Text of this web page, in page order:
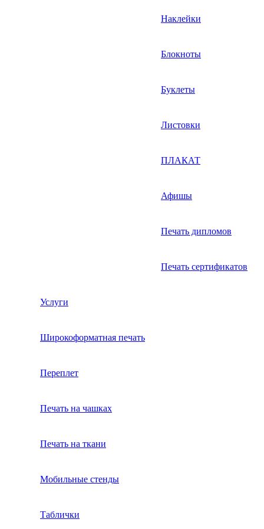
Наклейки
Блокноты
Буклеты
Листовки
ПЛАКАТ
Афишы
Печать дипломов
Печать сертификатов
Услуги
Широкоформатная печать
Переплет
Печать на чашках
Печать на ткани
Мобильные стенды
Таблички